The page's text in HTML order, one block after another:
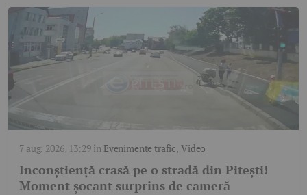
7 aug. 2026, 13:29în Evenimente trafic,Video
Inconștiență crasă pe o stradă din Pitești!
Moment șocant surprins de cameră